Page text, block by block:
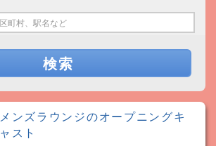
検索
メンズラウンジのオープニングキ
ャスト